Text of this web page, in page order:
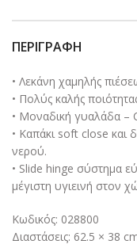
ΠΕΡΙΓΡΑΦΉ
• Λεκάνη χαμηλής
• Πολύς καλής
• Μοναδική γυαλάδα –
• Καπάκι soft close και
νερού.
• Slide hinge σύστημα
μέγιστη υγιεινή στον
Κωδικός: 028800
Διαστάσεις: 62.5 × 38